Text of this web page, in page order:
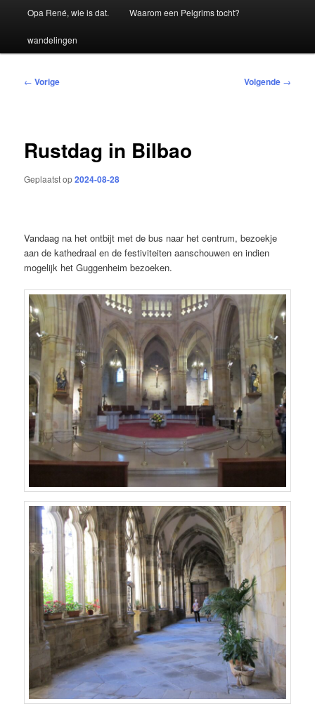
Opa René, wie is dat. Waarom een Pelgrims tocht?
wandelingen
Bericht
← Vorige Volgende →
Rustdag in Bilbao
Geplaatst op2024-08-28
Vandaag na het ontbijt met de bus naar het centrum, bezoekje
aan de kathedraal en de festiviteiten aanschouwen en indien
mogelijk het Guggenheim bezoeken.